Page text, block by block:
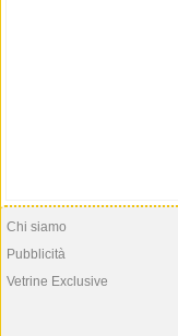
Chi siamo
Pubblicità
Vetrine Exclusive